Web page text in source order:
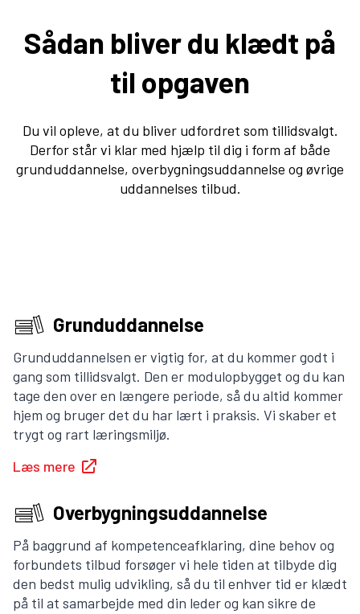
Sådan bliver du klædt på
til opgaven
Du vil opleve, at du bliver udfordret som tillidsvalgt.
Derfor står vi klar med hjælp til dig i form af både
grunduddannelse, overbygningsuddannelse og øvrige
uddannelses tilbud.
Grunduddannelse
Grunduddannelsen er vigtig for, at du kommer godt i
gang som tillidsvalgt. Den er modulopbygget og du kan
tage den over en længere periode, så du altid kommer
hjem og bruger det du har lært i praksis. Vi skaber et
trygt og rart læringsmiljø.
Læs mere
Overbygningsuddannelse
På baggrund af kompetenceafklaring, dine behov og
forbundets tilbud forsøger vi hele tiden at tilbyde dig
den bedst mulig udvikling, så du til enhver tid er klædt
på til at samarbejde med din leder og kan sikre de